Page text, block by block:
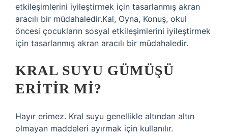
etkileşimlerini iyileştirmek için tasarlanmış akran
aracılı bir müdahaledir.Kal, Oyna, Konuş, okul
öncesi çocukların sosyal etkileşimlerini iyileştirmek
için tasarlanmış akran aracılı bir müdahaledir.
KRAL SUYU GÜMÜŞÜ
ERITIR MI?
Hayır erimez. Kral suyu genellikle altından altın
olmayan maddeleri ayırmak için kullanılır.